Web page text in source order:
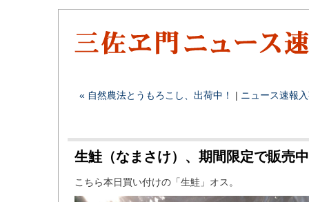
« 自然農法とうもろこし、出荷中！ | ニュース速報
生鮭（なまさけ）、期間限定で販売中
こちら本日買い付けの「生鮭」オス。